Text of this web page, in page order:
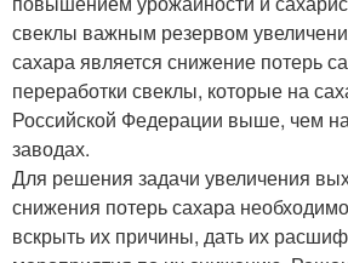
свеклы важным резервом
сахара является снижение потерь
переработки свеклы, которые на
Российской Федерации выше, чем
заводах.
Для решения задачи увеличения
снижения потерь сахара
вскрыть их причины, дать их